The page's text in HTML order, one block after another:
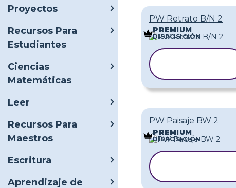
Proyectos
Recursos Para
Estudiantes
Ciencias
Matemáticas
Leer
Recursos Para
Maestros
Escritura
Aprendizaje de
PW Retrato B/N 2
PREMIUM
DISPOSICIÓN
PW Paisaje BW 2
PREMIUM
DISPOSICIÓN